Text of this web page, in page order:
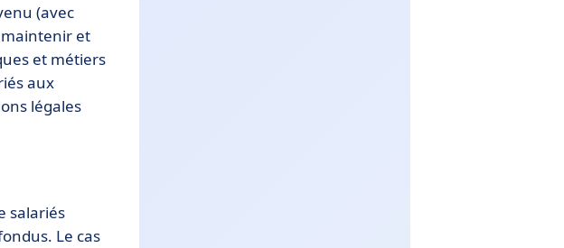
(avec
maintenir et
et métiers
aux
légales
salariés
Le cas